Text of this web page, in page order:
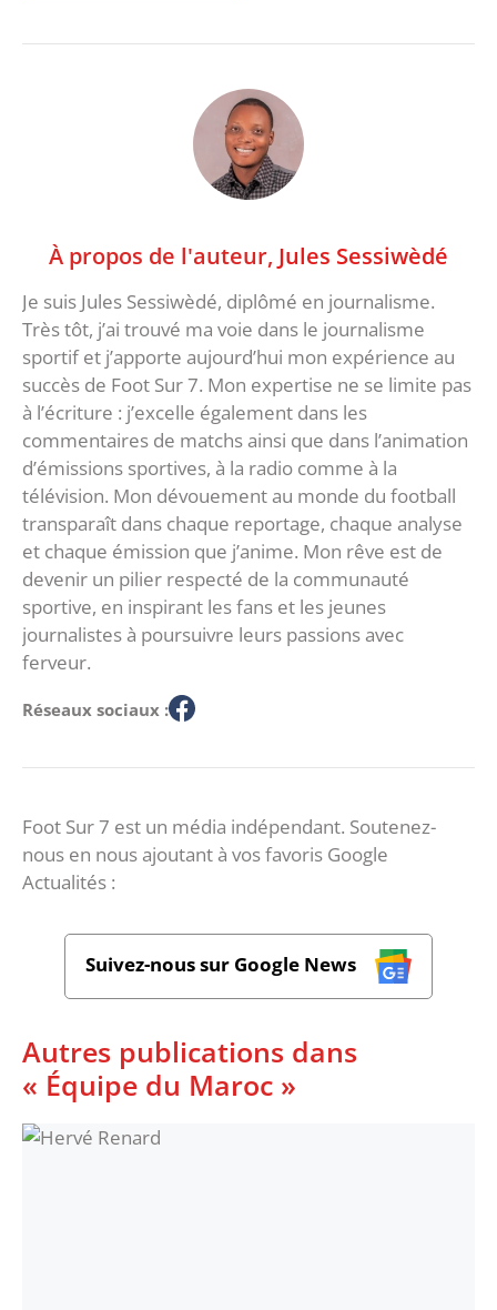
À propos de l'auteur, Jules Sessiwèdé
Je suis Jules Sessiwèdé, diplômé en journalisme.
Très tôt, j’ai trouvé ma voie dans le journalisme
sportif et j’apporte aujourd’hui mon expérience au
succès de Foot Sur 7. Mon expertise ne se limite pas
à l’écriture : j’excelle également dans les
commentaires de matchs ainsi que dans l’animation
d’émissions sportives, à la radio comme à la
télévision. Mon dévouement au monde du football
transparaît dans chaque reportage, chaque analyse
et chaque émission que j’anime. Mon rêve est de
devenir un pilier respecté de la communauté
sportive, en inspirant les fans et les jeunes
journalistes à poursuivre leurs passions avec
ferveur.
Réseaux sociaux :
Foot Sur 7 est un média indépendant. Soutenez-
nous en nous ajoutant à vos favoris Google
Actualités :
Suivez-nous sur Google News
Autres publications dans
« Équipe du Maroc »